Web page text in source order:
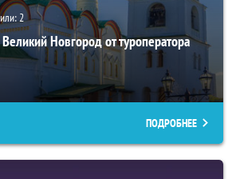
2
Новгород от туроператора
ПОДРОБНЕЕ